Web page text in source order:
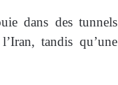
dans des tunnels
tandis qu’une